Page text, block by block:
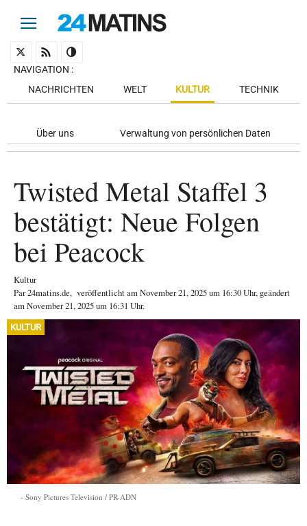
NAVIGATION :
NACHRICHTEN
WELT KULTUR TECHNIK
Über uns Verwaltung von persönlichen Daten
Twisted Metal Staffel 3
bestätigt: Neue Folgen
bei Peacock
Kultur
Par24matins.de, veröffentlicht amNovember 21, 2025um 16:30 Uhr, geändert
am November 21, 2025 um 16:31 Uhr.
KULTUR
Sony Pictures Television / PR-ADN